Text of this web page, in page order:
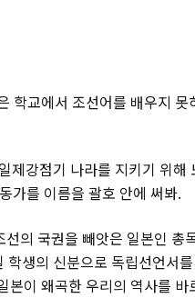
학교에서 조선어를 배우지
제강점기 나라를 지키기 위
가를 이름을 괄호 안에 써봐.
의 국권을 빼앗은 일본인 총
생의 신분으로 독립선언서
이 왜곡한 우리의 역사를 바